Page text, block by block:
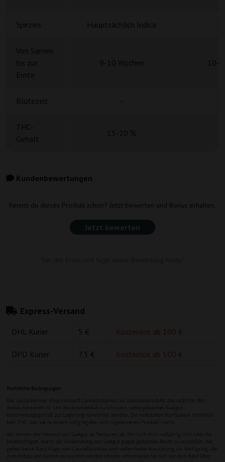
Spezies Hauptsächlich Indica
Blütezeit -
Kundenbewertungen
Kennst du dieses Produkt schon? Jetzt bewerten und Bonus erhalten.
Jetzt bewerten
Express-Versand
DHL Kurier 5 € Kostenlos ab 100 €
DPD Kurier 7,5 € Kostenlos ab 100 €